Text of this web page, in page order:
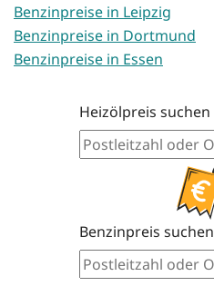
Benzinpreise in Leipzig
Benzinpreise in Dortmund
Benzinpreise in Essen
Heizölpreis suchen
Benzinpreis suchen